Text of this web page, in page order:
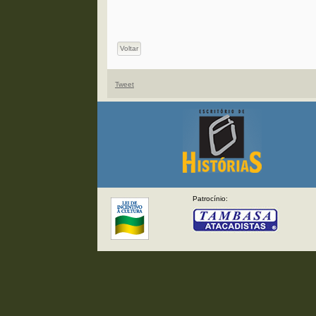
Voltar
Tweet
Patrocínio: